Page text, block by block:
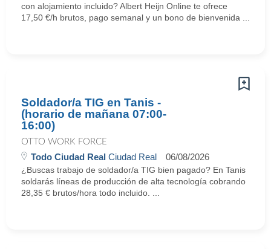
con alojamiento incluido? Albert Heijn Online te ofrece
17,50 €/h brutos, pago semanal y un bono de bienvenida ...
Soldador/a TIG en Tanis -
(horario de mañana 07:00-
16:00)
OTTO WORK FORCE
Todo Ciudad Real Ciudad Real 06/08/2026
¿Buscas trabajo de soldador/a TIG bien pagado? En Tanis
soldarás líneas de producción de alta tecnología cobrando
28,35 € brutos/hora todo incluido. ...